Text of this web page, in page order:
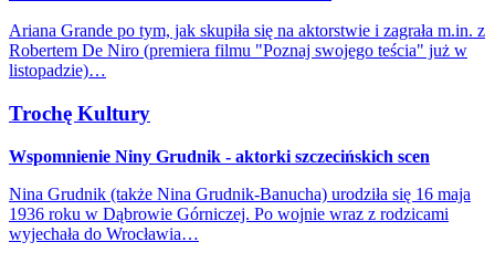
Ariana Grande po tym, jak skupiła się na aktorstwie i zagrała m.in. z
Robertem De Niro (premiera filmu "Poznaj swojego teścia" już w
listopadzie)…
Trochę Kultury
Wspomnienie Niny Grudnik - aktorki szczecińskich scen
Nina Grudnik (także Nina Grudnik-Banucha) urodziła się 16 maja
1936 roku w Dąbrowie Górniczej. Po wojnie wraz z rodzicami
wyjechała do Wrocławia…